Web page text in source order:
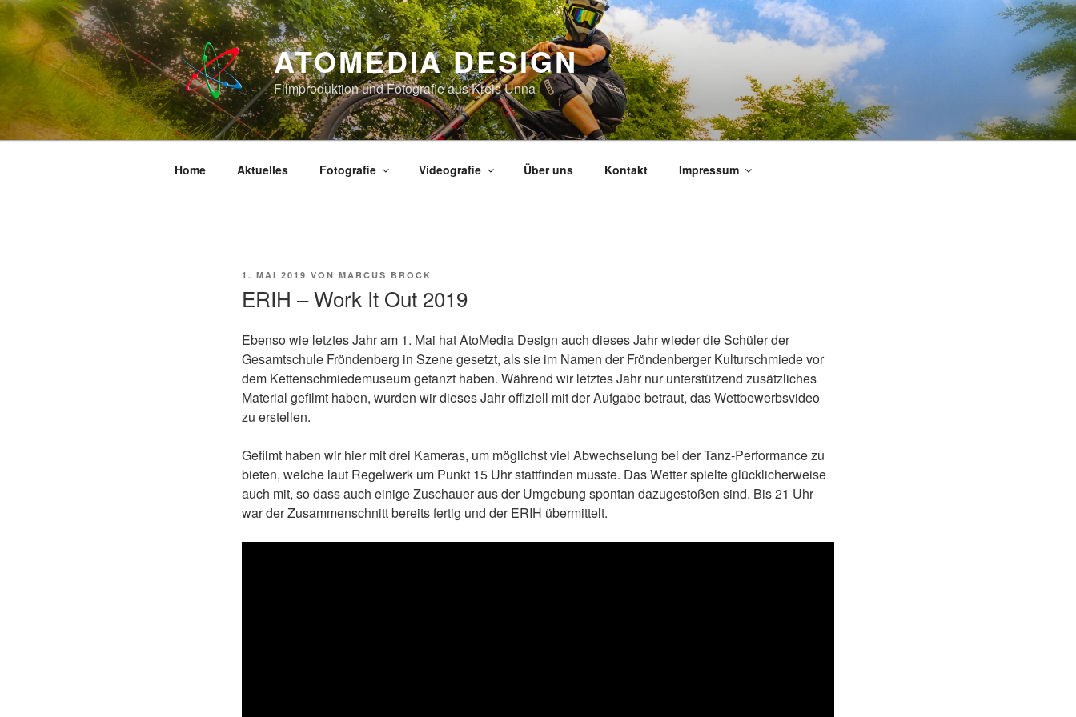
Zum
Inhalt
springen
ATOMEDIA DESIGN
Filmproduktion und Fotografie aus Kreis Unna
Home Aktuelles Fotografie Videografie Über uns Kontakt Impressum
VERÖFFENTLICHT
1. MAI 2019 VON MARCUS BROCK
ERIH – Work It Out 2019
Ebenso wie letztes Jahr am 1. Mai hat AtoMedia Design auch dieses Jahr wieder die Schüler der
Gesamtschule Fröndenberg in Szene gesetzt, als sie im Namen der Fröndenberger Kulturschmiede vor
dem Kettenschmiedemuseum getanzt haben. Während wir letztes Jahr nur unterstützend zusätzliches
Material gefilmt haben, wurden wir dieses Jahr offiziell mit der Aufgabe betraut, das Wettbewerbsvideo
zu erstellen.
Gefilmt haben wir hier mit drei Kameras, um möglichst viel Abwechselung bei der Tanz-Performance zu
bieten, welche laut Regelwerk um Punkt 15 Uhr stattfinden musste. Das Wetter spielte glücklicherweise
auch mit, so dass auch einige Zuschauer aus der Umgebung spontan dazugestoßen sind. Bis 21 Uhr
war der Zusammenschnitt bereits fertig und der ERIH übermittelt.